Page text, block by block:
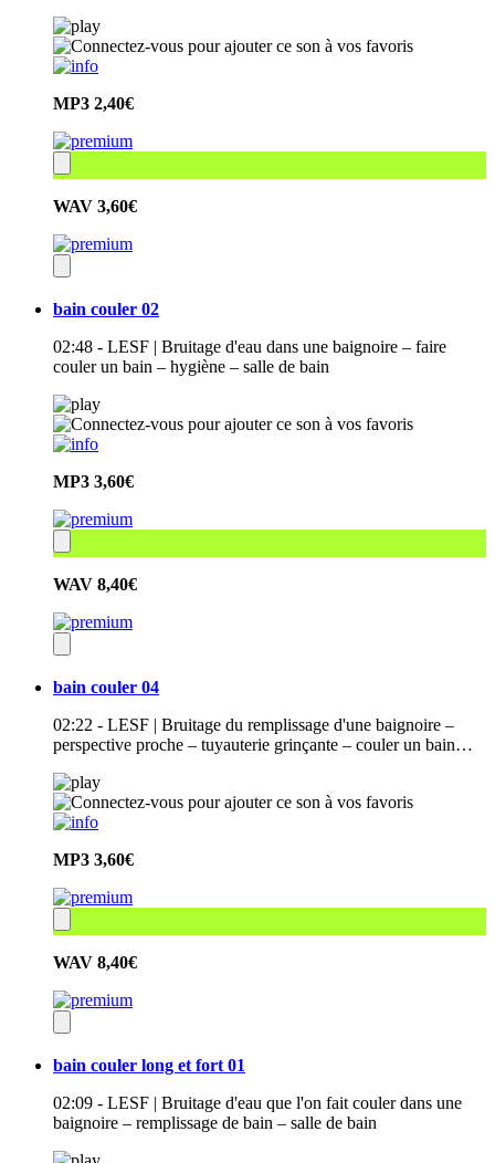
MP3 2,40€
WAV 3,60€
bain couler 02
02:48 - LESF | Bruitage d'eau dans une baignoire – faire
couler un bain – hygiène – salle de bain
MP3 3,60€
WAV 8,40€
bain couler 04
02:22 - LESF | Bruitage du remplissage d'une baignoire –
perspective proche – tuyauterie grinçante – couler un bain…
MP3 3,60€
WAV 8,40€
bain couler long et fort 01
02:09 - LESF | Bruitage d'eau que l'on fait couler dans une
baignoire – remplissage de bain – salle de bain